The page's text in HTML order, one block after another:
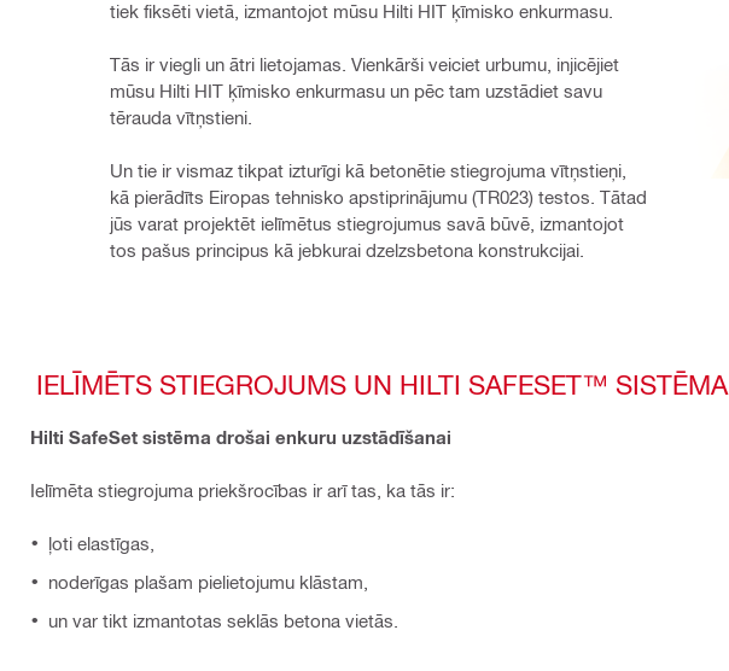
tiek fiksēti vietā, izmantojot mūsu Hilti HIT ķīmisko enkurmasu.
Tās ir viegli un ātri lietojamas. Vienkārši veiciet urbumu, injicējiet
mūsu Hilti HIT ķīmisko enkurmasu un pēc tam uzstādiet savu
tērauda vītņstieni.
Un tie ir vismaz tikpat izturīgi kā betonētie stiegrojuma vītņstieņi,
kā pierādīts Eiropas tehnisko apstiprinājumu (TR023) testos. Tātad
jūs varat projektēt ielīmētus stiegrojumus savā būvē, izmantojot
tos pašus principus kā jebkurai dzelzsbetona konstrukcijai.
IELĪMĒTS STIEGROJUMS UN HILTI SAFESET™ SISTĒMA
Hilti SafeSet sistēma drošai enkuru uzstādīšanai
Ielīmēta stiegrojuma priekšrocības ir arī tas, ka tās ir:
ļoti elastīgas,
noderīgas plašam pielietojumu klāstam,
un var tikt izmantotas seklās betona vietās.